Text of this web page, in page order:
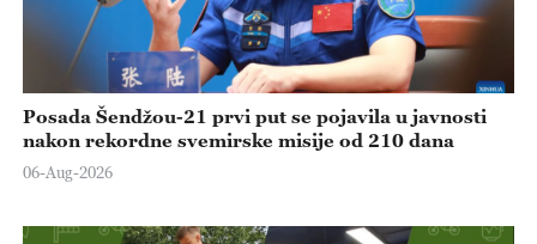
Posada Šendžou-21 prvi put se pojavila u javnosti
nakon rekordne svemirske misije od 210 dana
06-Aug-2026